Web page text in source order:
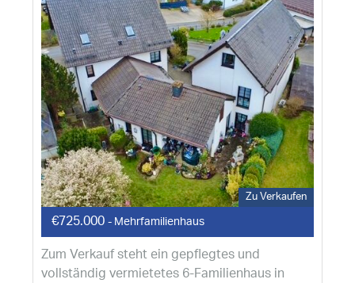
Zu Verkaufen
€725.000 - Mehrfamilienhaus
Zum Verkauf steht ein gepflegtes und
vollständig vermietetes 6-Familienhaus in